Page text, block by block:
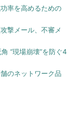
率を高めるための
撃メール、不審メ
“現場崩壊”を防ぐ4
のネットワーク品